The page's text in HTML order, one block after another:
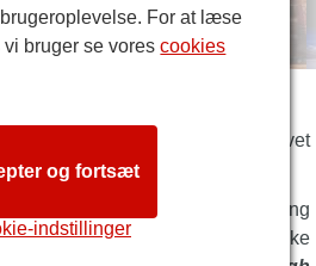
SOCIETY
musical
er blevet
fra 1956 med Grace Kelly, Bing
i hovedrollerne og det klassiske
For at læse
vi bruger se vorescookies
indstillinger
og fortsæt